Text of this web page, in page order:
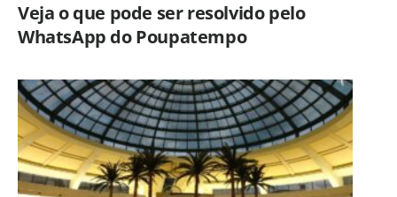
Veja o que pode ser resolvido pelo
WhatsApp do Poupatempo